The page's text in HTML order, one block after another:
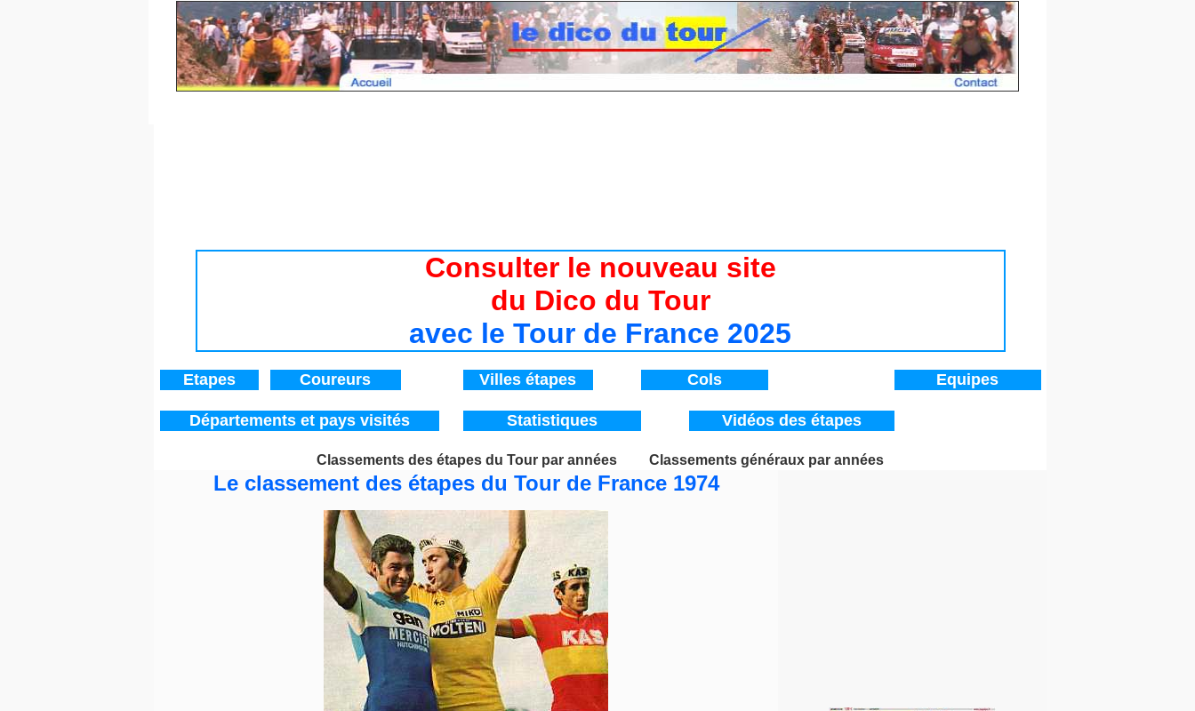
Consulter le nouveau site
du Dico du Tour
avec le Tour de France 2025
Etapes Coureurs Villes étapes Cols Equipes
Départements et pays visités Statistiques Vidéos des étapes
Classements des étapes du Tour par années Classements généraux par années
Le classement des étapes du Tour de France 1974